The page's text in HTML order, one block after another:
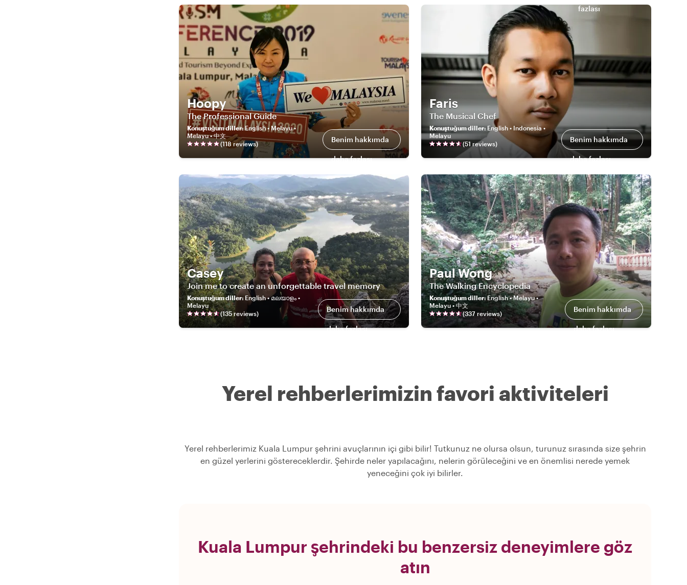
fazlası
Hoopy
The Professional Guide
Konuştuğum diller:English • Melayu •
Melayu • 中文
(118reviews) Benim hakkımda
daha fazlası
Faris
The Musical Chef
Konuştuğum diller:English • Indonesia •
Melayu
(51 reviews) Benim hakkımda
daha fazlası
Casey
Join me to create an unforgettable travel memory
Konuştuğum diller: English • മലയാളം •
Melayu
(135reviews) Benim hakkımda
daha fazlası
Paul Wong
The Walking Encyclopedia
Konuştuğum diller: English • Melayu •
Melayu • 中文
(337 reviews) Benim hakkımda
daha fazlası
Yerel rehberlerimizin favori aktiviteleri
Yerel rehberlerimiz Kuala Lumpur şehrini avuçlarının içi gibi bilir! Tutkunuz ne olursa olsun, turunuz sırasında size şehrin
en güzel yerlerini göstereceklerdir. Şehirde neler yapılacağını, nelerin görüleceğini ve en önemlisi nerede yemek
yeneceğini çok iyi bilirler.
Kuala Lumpur şehrindeki bu benzersiz deneyimlere göz
atın